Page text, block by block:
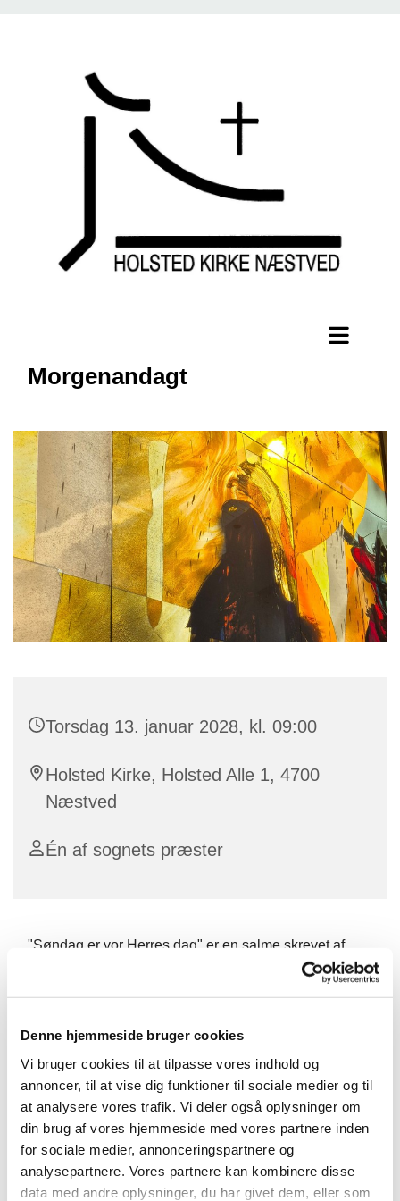
Denne hjemmeside bruger cookies
Vi bruger cookies til at tilpasse vores indhold og
annoncer, til at vise dig funktioner til sociale medier og til
at analysere vores trafik. Vi deler også oplysninger om
din brug af vores hjemmeside med vores partnere inden
for sociale medier, annonceringspartnere og
analysepartnere. Vores partnere kan kombinere disse
data med andre oplysninger, du har givet dem, eller som
Morgenandagt
Torsdag 13. januar 2028, kl. 09:00
Holsted Kirke, Holsted Alle 1, 4700
Næstved
Én af sognets præster
"Søndag er vor Herres dag" er en salme skrevet af
Grundtvig, hvor han gør opmærksom på, at nok er
søndagen noget særligt, men kirken kirken har altså
Derfor er der hver torsdag en kort morgen andagt, med
salmer, læsning og bøn.
Efterfølgende drikker vi kaffe sammen.
Vel mødt.